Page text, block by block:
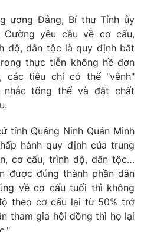
thức nếu không có sự chấp
VTV.vn khi phát hành lại
ương Đảng, Bí thư Tỉnh ủy
Cường yêu cầu về cơ cấu,
độ, dân tộc là quy định bắt
thực tiễn không hề đơn
các tiêu chí có thể "vênh"
nhắc tổng thể và đặt chất
tỉnh Quảng Ninh Quản Minh
hành quy định của trung
cơ cấu, trình độ, dân tộc…
được đúng thành phần dân
về cơ cấu tuổi thì không
theo cơ cấu lại từ 50% trở
tham gia hội đồng thì họ lại